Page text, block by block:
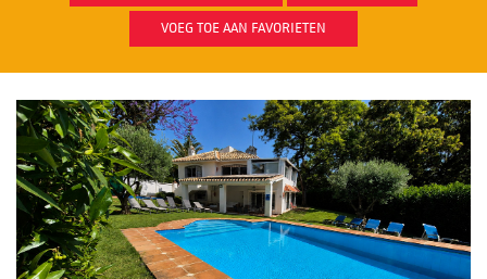
VOEG TOE AAN FAVORIETEN